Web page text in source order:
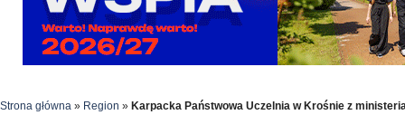
Strona główna » Region » Karpacka Państwowa Uczelnia w Krośnie z